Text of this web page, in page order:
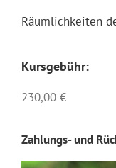
Räumlichkeiten
Kursgebühr:
230,00 €
Zahlungs- und